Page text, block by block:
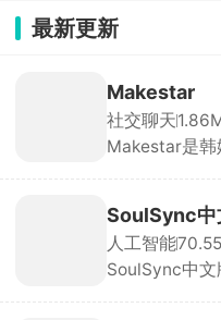
最新更新
Makestar
社交聊天
Makestar是韩
这些赠品。除
周边、季节周
是正版官方货
每次消费积攒
SoulSync中
人工智能
SoulSync中